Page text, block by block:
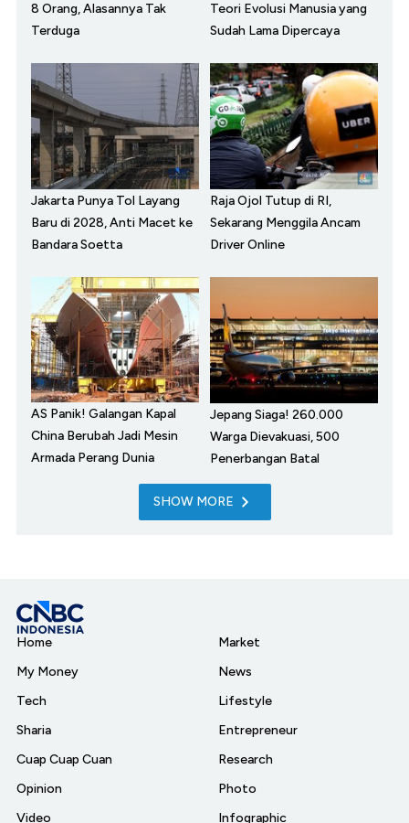
8 Orang, Alasannya Tak
Terduga
Teori Evolusi Manusia yang
Sudah Lama Dipercaya
Jakarta Punya Tol Layang
Baru di 2028, Anti Macet ke
Bandara Soetta
Raja Ojol Tutup di RI,
Sekarang Menggila Ancam
Driver Online
AS Panik! Galangan Kapal
China Berubah Jadi Mesin
Armada Perang Dunia
Jepang Siaga! 260.000
Warga Dievakuasi, 500
Penerbangan Batal
SHOW MORE
Home
My Money
Tech
Sharia
Cuap Cuap Cuan
Opinion
Video
Market
News
Lifestyle
Entrepreneur
Research
Photo
Infographic